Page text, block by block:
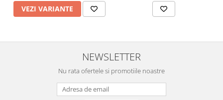
VEZI VARIANTE
NEWSLETTER
Nu rata ofertele si promotiile noastre